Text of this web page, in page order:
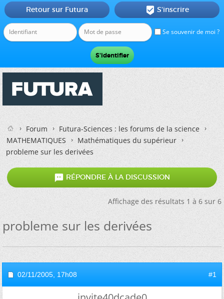
Se souvenir de moi ?
Retour sur Futura  S'inscrire
Forum
Futura-Sciences : les forums de la science
MATHEMATIQUES
Mathématiques du supérieur
probleme sur les derivées
 RÉPONDRE À LA DISCUSSION
Affichage des résultats 1 à 6 sur 6
probleme sur les derivées
02/11/2005, 17h08 #1